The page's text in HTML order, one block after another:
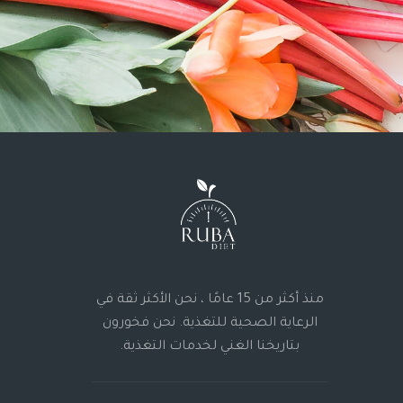
منذ أكثر من 15 عامًا ، نحن الأكثر ثقة في
الرعاية الصحية للتغذية. نحن فخورون
بتاريخنا الغني لخدمات التغذية.